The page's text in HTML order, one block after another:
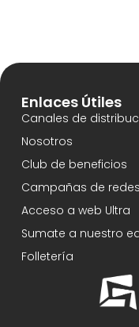
Enlaces Útiles
Canales de
Nosotros
Club de beneficios
Campañas de redes
Acceso a web Ultra
Sumate a nuestro
Folletería